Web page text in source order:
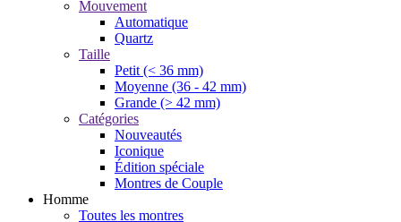
Mouvement
Automatique
Quartz
Taille
Petit (< 36 mm)
Moyenne (36 - 42 mm)
Grande (> 42 mm)
Catégories
Nouveautés
Iconique
Édition spéciale
Montres de Couple
Homme
Toutes les montres